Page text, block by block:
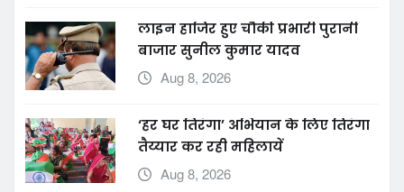
लाइन हाजिर हुए चौकी प्रभारी पुरानी
बाजार सुनील कुमार यादव
Aug 8, 2026
‘हर घर तिरंगा’ अभियान के लिए तिरंगा
तैय्यार कर रही महिलायें
Aug 8, 2026